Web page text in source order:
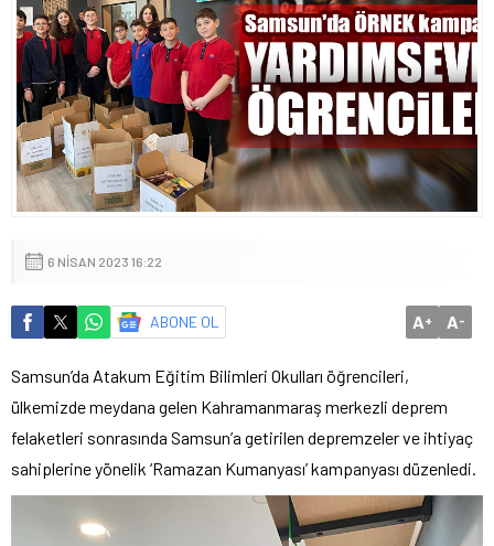
6 NISAN 2023 16:22
ABONE OL A+ A-
Samsun’da Atakum Eğitim Bilimleri Okulları öğrencileri,
ülkemizde meydana gelen Kahramanmaraş merkezli deprem
felaketleri sonrasında Samsun’a getirilen depremzeler ve ihtiyaç
sahiplerine yönelik ‘Ramazan Kumanyası’ kampanyası düzenledi.